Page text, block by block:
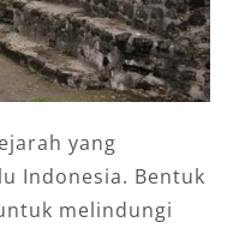
yang
Indonesia. Bentuk
melindungi